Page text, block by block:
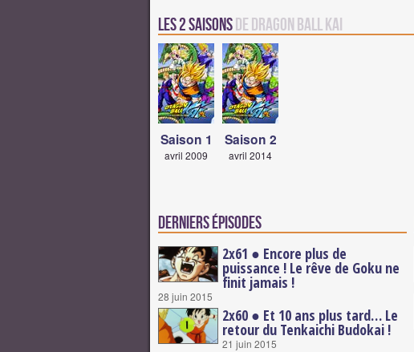
Les 2 saisonsde Dragon Ball Kai
Saison 1
avril 2009
Saison 2
avril 2014
Derniers épisodes
2x61 ● Encore plus de
puissance ! Le rêve de Goku ne
finit jamais !
28 juin 2015
2x60 ● Et 10 ans plus tard… Le
retour du Tenkaichi Budokai !
21 juin 2015